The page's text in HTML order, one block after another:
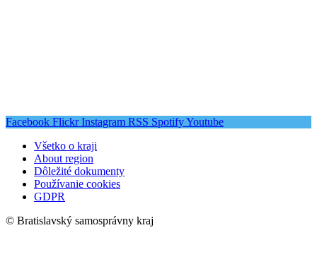
Facebook Flickr Instagram RSS SpotifyYoutube
Všetko o kraji
About region
Dôležité dokumenty
Používanie cookies
GDPR
© Bratislavský samosprávny kraj